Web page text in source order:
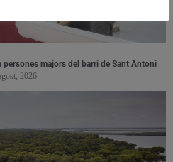
majors del barri de Sant Antoni
2026